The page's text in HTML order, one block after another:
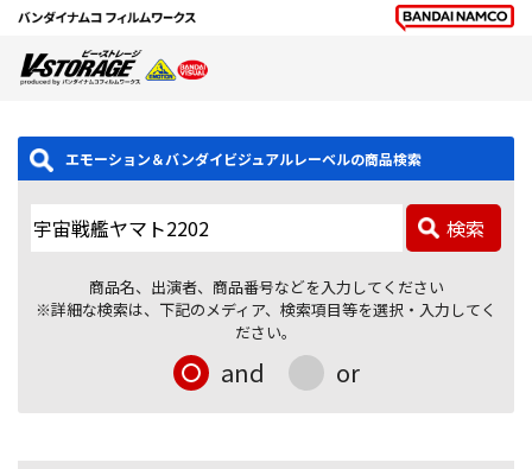
エモーション＆バンダイビジュアルレーベルの商品検索
検索
商品名、出演者、商品番号などを入力してください
※詳細な検索は、下記のメディア、検索項目等を選択・入力してく
ださい。
and or